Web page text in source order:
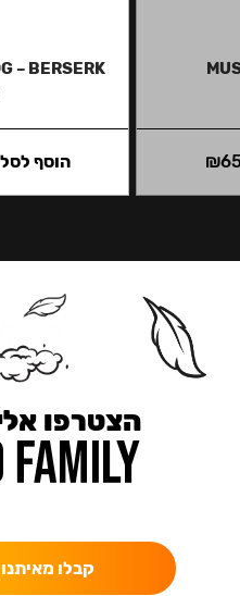
₪
– BERSERK
הוסף לסל
הצטרפו
קבלו